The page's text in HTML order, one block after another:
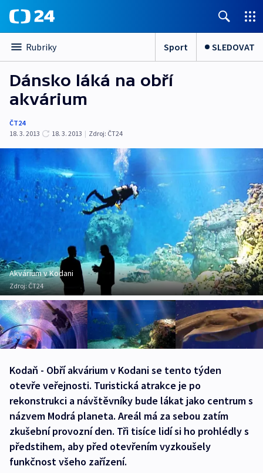
Rubriky Sport SLEDOVAT
Dánsko láká na obří
akvárium
ČT24
18. 3. 2013
18. 3. 2013 | Zdroj: ČT24
Akvárium v Kodani
Zdroj: ČT24
Kodaň - Obří akvárium v Kodani se tento týden
otevře veřejnosti. Turistická atrakce je po
rekonstrukci a návštěvníky bude lákat jako centrum s
názvem Modrá planeta. Areál má za sebou zatím
zkušební provozní den. Tři tisíce lidí si ho prohlédly s
předstihem, aby před otevřením vyzkoušely
funkčnost všeho zařízení.